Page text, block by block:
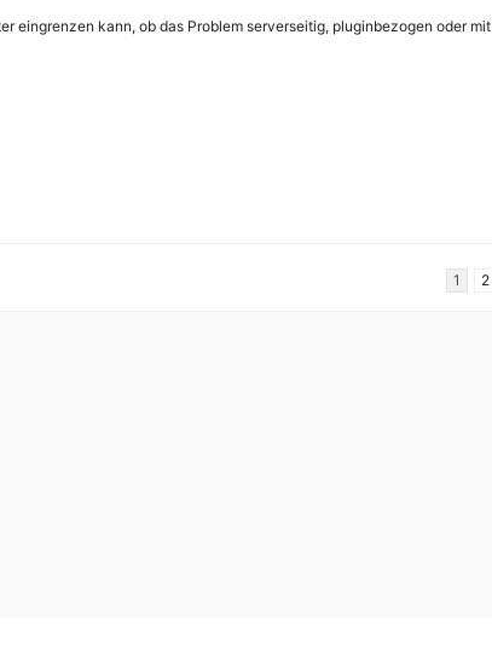
eingrenzen kann, ob das Problem serverseitig, pluginbezogen oder mit
1 2